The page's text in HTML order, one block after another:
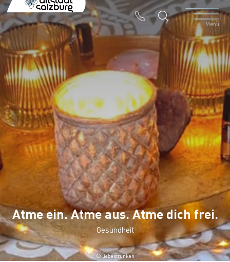
Menü
Table Of Content
Breathwork Session & intuitive Painting
Kontakt & Anreise
Ähnliche Veranstaltungen
© liebestrunken
Atme ein. Atme aus. Atme dich frei.
Gesundheit